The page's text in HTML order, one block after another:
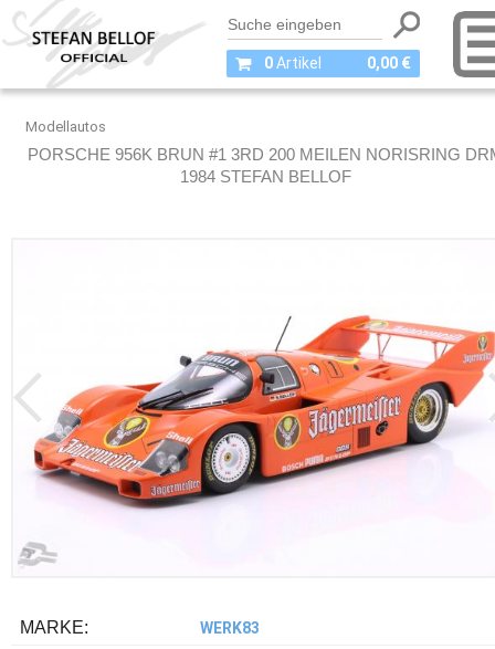
0Artikel 0,00 €
Modellautos
PORSCHE 956K BRUN #1 3RD 200 MEILEN NORISRING
1984 STEFAN BELLOF
MARKE: WERK83